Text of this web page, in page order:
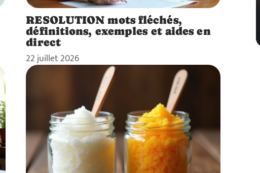
RESOLUTION mots fléchés,
définitions, exemples et aides en
direct
22 juillet 2026